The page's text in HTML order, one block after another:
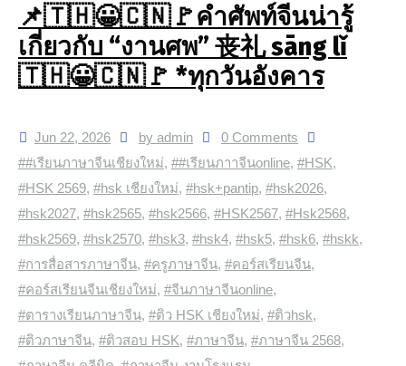
📌🇹🇭😀🇨🇳🚩คำศัพท์จีนน่ารู้
เกี่ยวกับ “งานศพ” 丧礼 sāng lǐ
🇹🇭😀🇨🇳🚩 *ทุกวันอังคาร
Jun 22, 2026 by admin
0 Comments
##เรียนภาษาจีนเชียงใหม่, ##เรียนภาาจีนonline, #HSK,
#HSK 2569, #hsk เชียงใหม่, #hsk+pantip, #hsk2026,
#hsk2027, #hsk2565, #hsk2566, #HSK2567, #Hsk2568,
#hsk2569, #hsk2570, #hsk3, #hsk4, #hsk5, #hsk6, #hskk,
#การสื่อสารภาษาจีน, #ครูภาษาจีน, #คอร์สเรียนจีน,
#คอร์สเรียนจีนเชียงใหม่, #จีนภาษาจีนonline,
#ตารางเรียนภาษาจีน, #ติว HSK เชียงใหม่, #ติวhsk,
#ติวภาษาจีน, #ติวสอบ HSK, #ภาษาจีน, #ภาษาจีน 2568,